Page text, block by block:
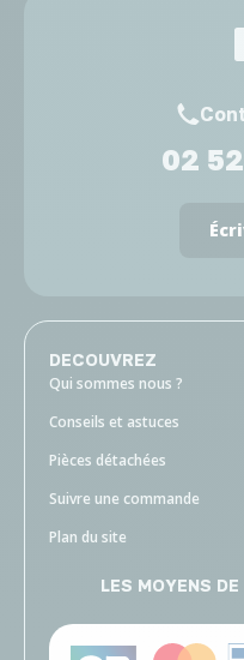
02
DECOUVREZ
Qui sommes nous ?
Conseils et astuces
Pièces détachées
Suivre une commande
Plan du site
LES MOYENS